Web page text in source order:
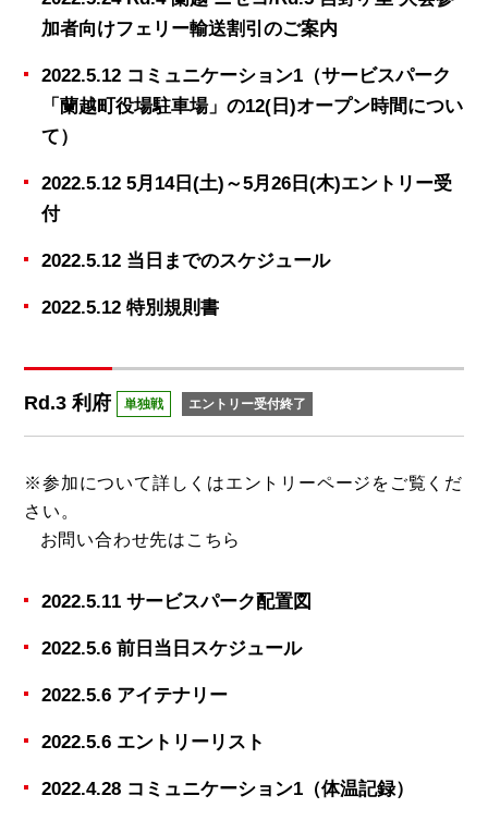
加者向けフェリー輸送割引のご案内
2022.5.12 コミュニケーション1（サービスパーク
「蘭越町役場駐車場」の12(日)オープン時間につい
て）
2022.5.12 5月14日(土)～5月26日(木)エントリー受
付
2022.5.12 当日までのスケジュール
2022.5.12 特別規則書
Rd.3 利府 単独戦 エントリー受付終了
※参加について詳しくはエントリーページ をご覧くだ
さい。
お問い合わせ先は こちら
2022.5.11 サービスパーク配置図
2022.5.6 前日当日スケジュール
2022.5.6 アイテナリー
2022.5.6 エントリーリスト
2022.4.28 コミュニケーション1（体温記録）